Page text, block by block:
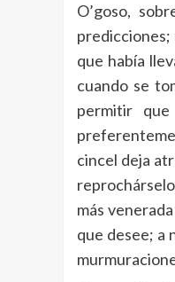
O’goso,
predicciones;
que había
cuando se
permitir
cincel deja
más
que desee; a